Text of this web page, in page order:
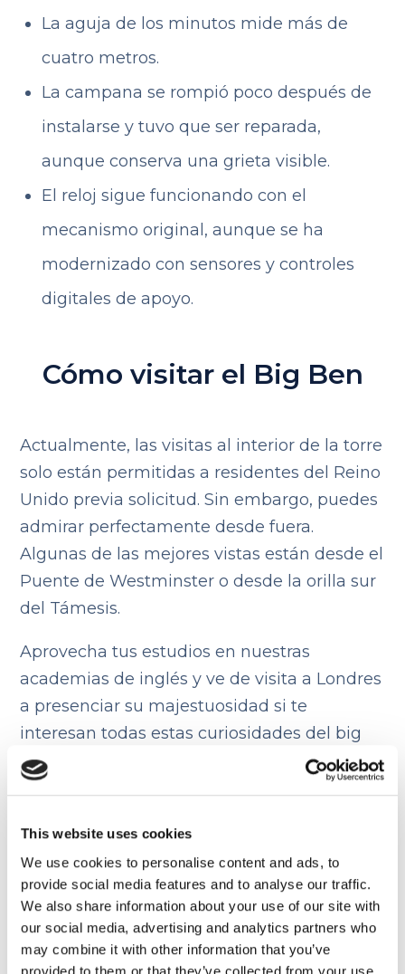
This website uses cookies
We use cookies to personalise content and ads, to
provide social media features and to analyse our traffic.
We also share information about your use of our site with
our social media, advertising and analytics partners who
may combine it with other information that you’ve
provided to them or that they’ve collected from your use
La aguja de los minutos mide más de
cuatro metros.
La campana se rompió poco después de
instalarse y tuvo que ser reparada,
aunque conserva una grieta visible.
El reloj sigue funcionando con el
mecanismo original, aunque se ha
modernizado con sensores y controles
digitales de apoyo.
Cómo visitar el Big Ben
Actualmente, las visitas al interior de la torre
solo están permitidas a residentes del Reino
Unido previa solicitud. Sin embargo, puedes
admirar perfectamente desde fuera.
Algunas de las mejores vistas están desde el
Puente de Westminster o desde la orilla sur
del Támesis.
Aprovecha tus estudios en nuestras
academias de inglés y ve de visita a Londres
a presenciar su majestuosidad si te
interesan todas estas curiosidades del big
Ben y para disfrutarlo al máximo, lo mejor es
acercarte justo antes de que dé la hora. Así
alguna foto con buena luz.
Una joya histórica que
sigue marcando el